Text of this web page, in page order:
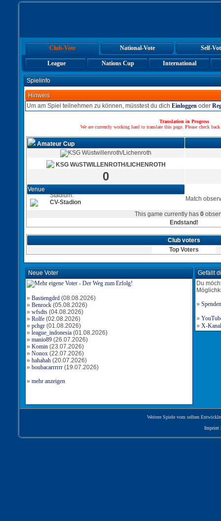
Club-Vote National-Vote Self-
League Nations Cup International
Spielinfo
Hinweis
Um am Spiel teilnehmen zu können, müsstest du dich Einloggen oder
Translation in Progress
We are currently working hard to translate this page. Please check
Amateur Cup
KSG WüSTWILLENROTH/LICHENROTH
0
Venue
Stadium:
CV-Stadion
Match
This game currently has 0
Endstand!
Club voters
Top Voters
Neue Voter
» Bastiengdrd (08.08.2026)
» Benrock (05.08.2026)
» wfsdts (04.08.2026)
» Rolfe (02.08.2026)
» pchgr (01.08.2026)
» league_indonesia (01.08.2026)
» manio89 (26.07.2026)
» Komin (23.07.2026)
» Nonox (22.07.2026)
» hahahah (20.07.2026)
» boubacarrrrrr (19.07.2026)
» mehr anzeigen
Gefällt
Du
» Spenden
»
» X-
Weitere Spiele vom selben
Imprint